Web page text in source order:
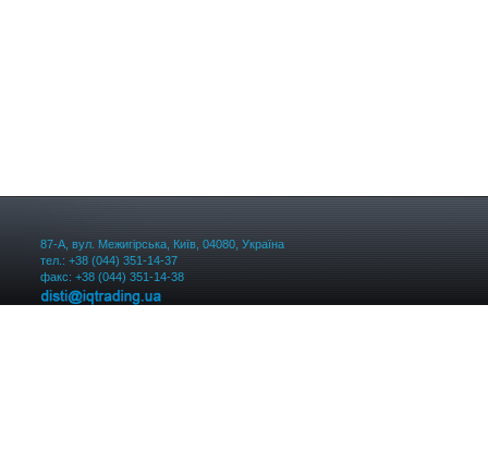
87-А, вул. Межигірська, Київ, 04080, Україна
тел.: +38 (044) 351-14-37
факс: +38 (044) 351-14-38